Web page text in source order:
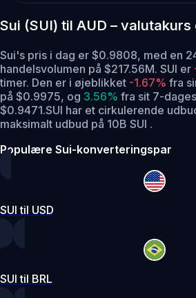
Sui (SUI) til AUD –
Sui's pris i dag er $0.9808, med en
handelsvolumen på $217.56M. SUI er
timer. Den er i øjeblikket -1.67% fra
på $0.9975, og 3.56% fra sit 7-
$0.9471.SUI har et cirkulerende
maksimalt udbud på 10B SUI .
Populære Sui-konverteringspar
SUI til USD
SUI til BRL